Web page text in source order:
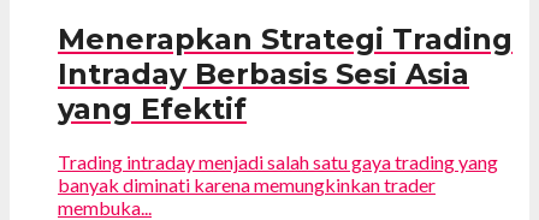
Menerapkan Strategi Trading
Intraday Berbasis Sesi Asia
yang Efektif
Trading intraday menjadi salah satu gaya trading yang
banyak diminati karena memungkinkan trader
membuka...